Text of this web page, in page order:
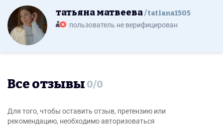
татьяна матвеева tatiana1505
пользователь не верифицирован
Все отзывы 0/0
Для того, чтобы оставить отзыв, претензию или
рекомендацию, необходимо авторизоваться